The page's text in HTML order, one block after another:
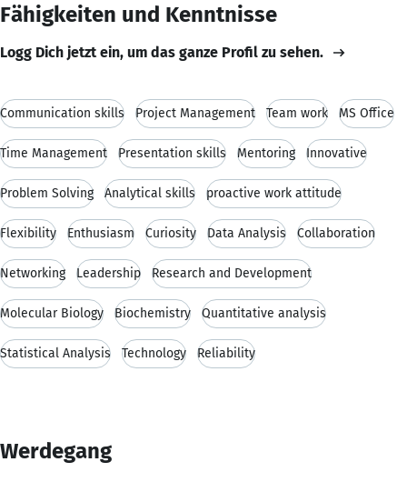
Fähigkeiten und Kenntnisse
Logg Dich jetzt ein, um das ganze Profil zu sehen.
Communication skills Project Management Team work MS Office
Time Management Presentation skills Mentoring Innovative
Problem Solving Analytical skills proactive work attitude
Flexibility Enthusiasm Curiosity Data Analysis Collaboration
Networking Leadership Research and Development
Molecular Biology Biochemistry Quantitative analysis
Statistical Analysis Technology Reliability
Werdegang